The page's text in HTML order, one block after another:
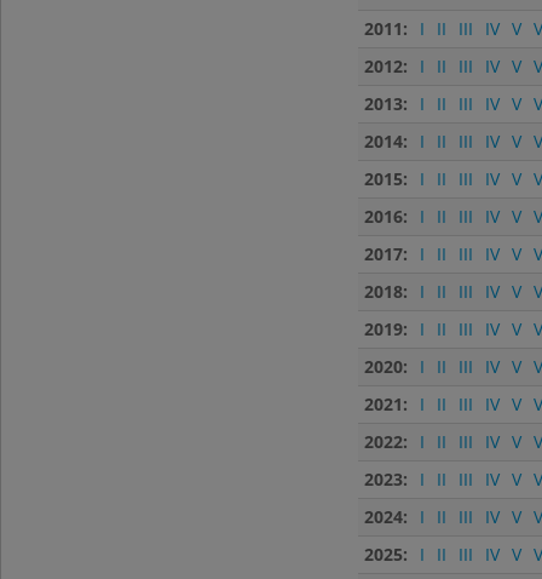
2011:
I II III IV V
2012:
I II III IV V
2013:
I II III IV V
2014:
I II III IV V
2015:
I II III IV V
2016:
I II III IV V
2017:
I II III IV V
2018:
I II III IV V
2019:
I II III IV V
2020:
I II III IV V
2021:
I II III IV V
2022:
I II III IV V
2023:
I II III IV V
2024:
I II III IV V
2025:
I II III IV V